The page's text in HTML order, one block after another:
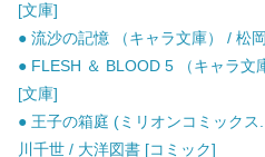
[文庫]
● 流沙の記憶 （キャラ文庫） / 松
● FLESH ＆ BLOOD 5 （キャラ文
[文庫]
● 王子の箱庭 (ミリオンコミック
川千世 / 大洋図書 [コミック]